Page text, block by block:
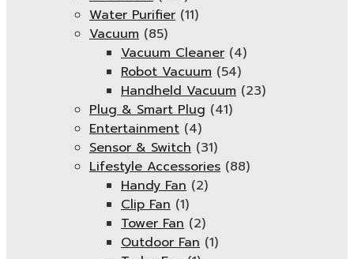
Water Purifier (11)
Vacuum (85)
Vacuum Cleaner (4)
Robot Vacuum (54)
Handheld Vacuum (23)
Plug & Smart Plug (41)
Entertainment (4)
Sensor & Switch (31)
Lifestyle Accessories (88)
Handy Fan (2)
Clip Fan (1)
Tower Fan (2)
Outdoor Fan (1)